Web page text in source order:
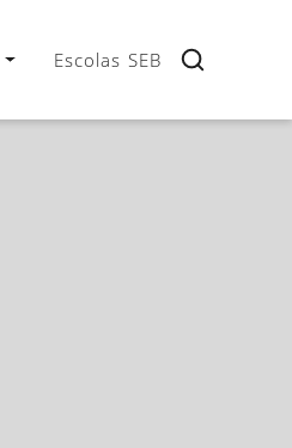
Escolas SEB